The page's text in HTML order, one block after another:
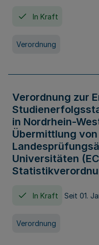
In Kraft
Verordnung
Verordnung zur
in Nordrhein-
Übermittlung
Universitäten
In Kraft Seit 01.
Verordnung